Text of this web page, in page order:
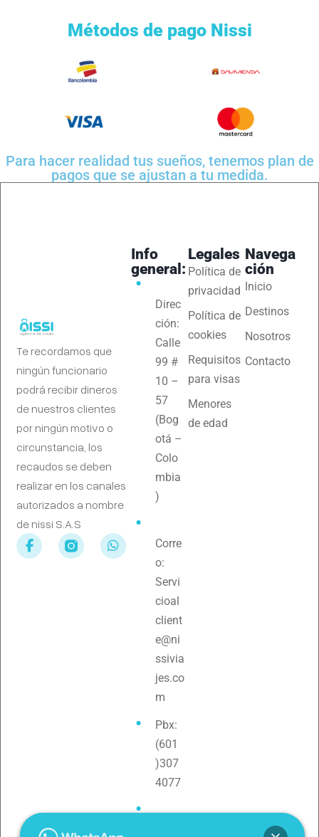
Métodos de pago Nissi
Para hacer realidad tus sueños, tenemos plan de
pagos que se ajustan a tu medida.
Te recordamos que
ningún funcionario
podrá recibir dineros
de nuestros clientes
por ningún motivo o
circunstancia, los
recaudos se deben
realizar en los canales
autorizados a nombre
de nissi S.A.S
Navega
ción
Inicio
Destinos
Nosotros
Contacto
Legales
Política de
privacidad
Política de
cookies
Requisitos
para visas
Menores
de edad
Info
general:
Direc
ción:
Calle
99 #
10 –
57
(Bog
otá –
Colo
mbia
)
Corre
o:
Servi
cioal
client
e@ni
ssivia
jes.co
m
Pbx:
(601
)307
4077